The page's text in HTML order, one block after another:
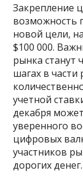
Закрепление
возможность
новой цели,
$100 000.
рынка станут
шагах в
учетной
декабря
уверенного
цифровых
участников
дорогих денег.